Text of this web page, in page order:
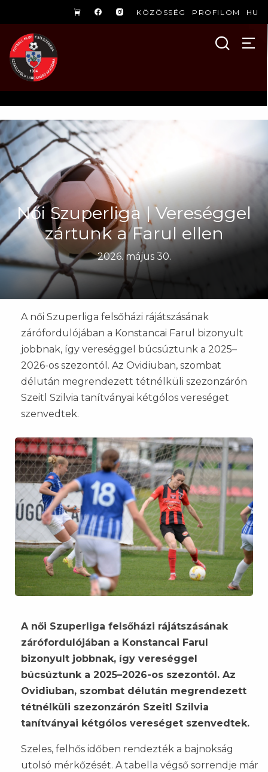
KÖZÖSSÉG PROFILOM HU
Női Szuperliga | Vereséggel
zártunk a Farul ellen
2026. május 30.
A női Szuperliga felsőházi rájátszásának
zárófordulójában a Konstancai Farul bizonyult
jobbnak, így vereséggel búcsúztunk a 2025–
2026-os szezontól. Az Ovidiuban, szombat
délután megrendezett tétnélküli szezonzárón
Szeitl Szilvia tanítványai kétgólos vereséget
szenvedtek.
A női Szuperliga felsőházi rájátszásának
zárófordulójában a Konstancai Farul
bizonyult jobbnak, így vereséggel
búcsúztunk a 2025–2026-os szezontól. Az
Ovidiuban, szombat délután megrendezett
tétnélküli szezonzárón Szeitl Szilvia
tanítványai kétgólos vereséget szenvedtek.
Szeles, felhős időben rendezték a bajnokság
utolsó mérkőzését. A tabella végső sorrendje már